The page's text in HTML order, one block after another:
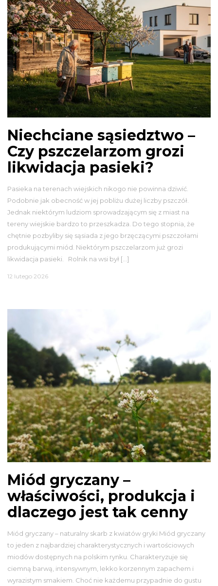
Niechciane sąsiedztwo –
Czy pszczelarzom grozi
likwidacja pasieki?
Pasieka na terenach wiejskich nikogo nie powinna dziwić.
Podobnie jak obecność w jej pobliżu dużej liczby pszczół.
Jednak niektórym ludziom sprowadzającym się z miast na
tereny wiejskie bardzo to przeszkadza. Do tego stopnia, że
chętnie pozbyliby się sąsiada z jego brzęczącymi pszczołami
produkującymi miód. Niektórym pszczelarzom już grozi
likwidacja pasieki. Rolnik na wsi był […]
12 lutego 2026
Miód gryczany –
właściwości, produkcja i
dlaczego jest tak cenny
Miód gryczany – naturalny skarb z kwiatów gryki Miód gryczany
to jeden z najbardziej charakterystycznych i wartościowych
miodów dostępnych na polskim rynku. Charakteryzuje się
ciemną barwą, intensywnym, lekko korzennym zapachem i
wyrazistym smakiem. Choć nie każdemu przypadnie do gustu